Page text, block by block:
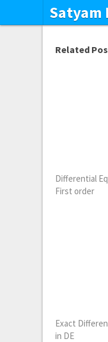
Satyam
Related
Differential
First order
Exact
in DE